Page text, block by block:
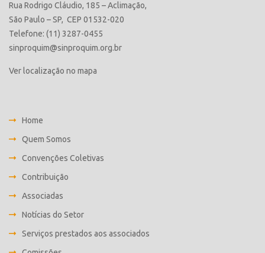
Rua Rodrigo Cláudio, 185 – Aclimação,
São Paulo – SP, CEP 01532-020
Telefone: (11) 3287-0455
sinproquim@sinproquim.org.br
Ver localização no mapa
Home
Quem Somos
Convenções Coletivas
Contribuição
Associadas
Notícias do Setor
Serviços prestados aos associados